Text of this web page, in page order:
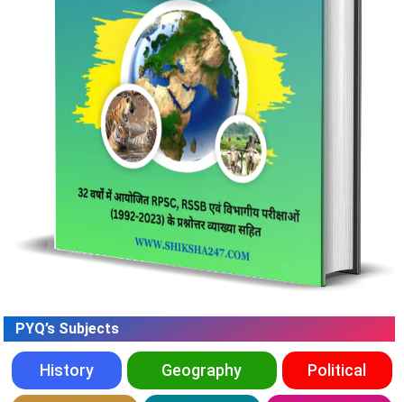
PYQ’s Subjects
History Geography Political